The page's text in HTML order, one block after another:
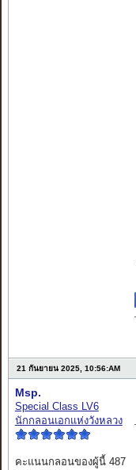
21 กันยายน 2025, 10:56:AM
Msp.
Special Class LV6
นักกลอนเอกแห่งวังหลวง
คะแนนกลอนของผู้นี้ 487